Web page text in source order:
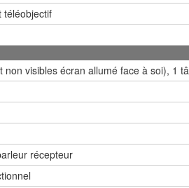
téléobjectif
visibles écran allumé face à soi), 1
récepteur